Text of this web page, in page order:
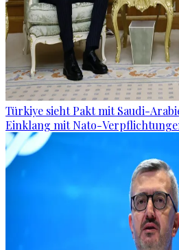
Türkiye sieht Pakt mit Saudi-
Einklang mit Nato-